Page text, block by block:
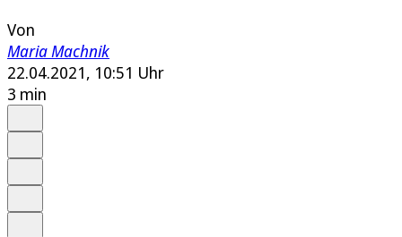
Von
Maria Machnik
22.04.2021, 10:51 Uhr
3 min